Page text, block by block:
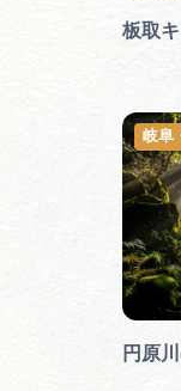
板取
円原
岐阜